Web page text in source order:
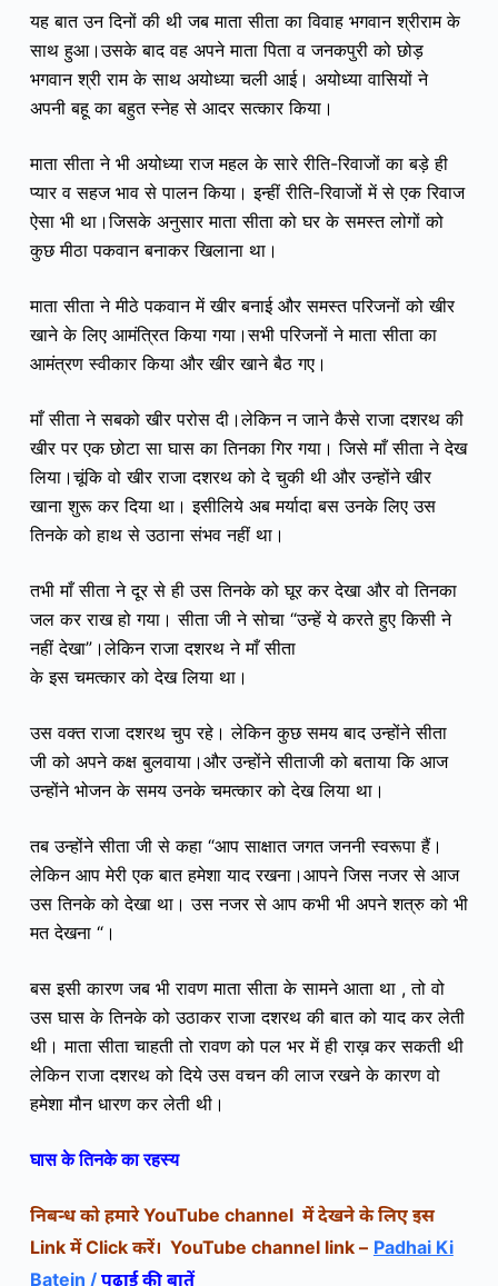
यह बात उन दिनों की थी जब माता सीता का विवाह भगवान श्रीराम के
साथ हुआ।उसके बाद वह अपने माता पिता व जनकपुरी को छोड़
भगवान श्री राम के साथ अयोध्या चली आई। अयोध्या वासियों ने
अपनी बहू का बहुत स्नेह से आदर सत्कार किया।
माता सीता ने भी अयोध्या राज महल के सारे रीति-रिवाजों का बड़े ही
प्यार व सहज भाव से पालन किया। इन्हीं रीति-रिवाजों में से एक रिवाज
ऐसा भी था।जिसके अनुसार माता सीता को घर के समस्त लोगों को
कुछ मीठा पकवान बनाकर खिलाना था।
माता सीता ने मीठे पकवान में खीर बनाई और समस्त परिजनों को खीर
खाने के लिए आमंत्रित किया गया।सभी परिजनों ने माता सीता का
आमंत्रण स्वीकार किया और खीर खाने बैठ गए।
माँ सीता ने सबको खीर परोस दी।लेकिन न जाने कैसे राजा दशरथ की
खीर पर एक छोटा सा घास का तिनका गिर गया। जिसे माँ सीता ने देख
लिया।चूंकि वो खीर राजा दशरथ को दे चुकी थी औरउन्होंने खीर
खाना शुरू कर दिया था। इसीलिये अबमर्यादा बस उनके लिएउस
तिनके को हाथ से उठाना संभव नहीं था।
तभी माँ सीता ने दूर से ही उस तिनके को घूर कर देखा और वो तिनका
जल कर राख हो गया। सीता जी ने सोचा “उन्हें ये करते हुए किसी ने
नहीं देखा”।लेकिन राजा दशरथ ने माँ सीता
के इस चमत्कार को देख लिया था।
उस वक्त राजा दशरथ चुप रहे। लेकिन कुछ समय बाद उन्होंने सीता
जी को अपने कक्ष बुलवाया।और उन्होंने सीताजी को बताया कि आज
उन्होंने भोजन के समय उनके चमत्कार को देख लिया था।
तब उन्होंने सीता जी से कहा “आप साक्षात जगत जननी स्वरूपा हैं।
लेकिन आप मेरी एक बात हमेशा याद रखना।आपने जिस नजर से आज
उस तिनके को देखा था। उस नजर से आप कभी भी अपने शत्रु को भी
मत देखना “।
बस इसी कारण जब भी रावण माता सीता के सामने आता था , तो वो
उस घास के तिनके को उठाकर राजा दशरथ की बात को याद कर लेती
थी। माता सीता चाहती तो रावण को पल भर में ही राख़ कर सकती थी
लेकिन राजा दशरथ को दिये उस वचन की लाज रखने के कारण वो
हमेशा मौन धारण कर लेती थी।
घास के तिनके का रहस्य
निबन्ध को हमारेYouTube channel में देखने के लिए इस
Link मेंClick करें। YouTube channel link – Padhai Ki
Batein /